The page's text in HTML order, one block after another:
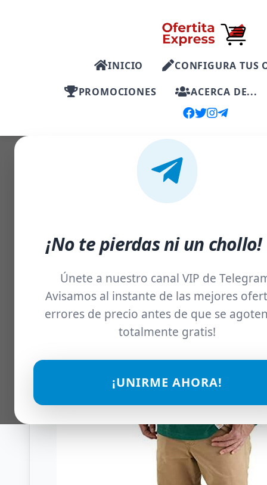
INICIO
CONFIGURA TUS
PROMOCIONES
ACERCA DE...
¡No te pierdas ni un
Únete a nuestro canal VIP de
Avisamos al instante de las mejores
errores de precio antes de que se
totalmente gratis!
¡UNIRME AHORA!